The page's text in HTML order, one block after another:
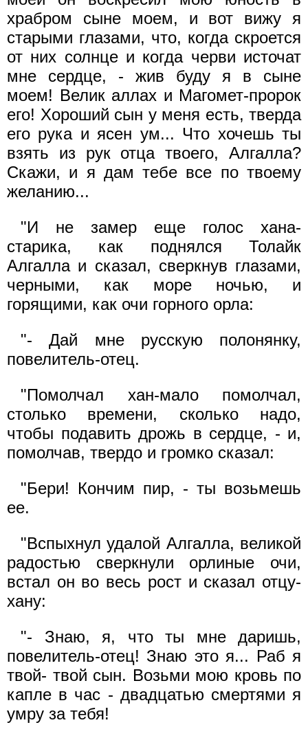
храбром сыне моем, и вот вижу я
старыми глазами, что, когда скроется
от них солнце и когда черви источат
мне сердце, - жив буду я в сыне
моем! Велик аллах и Магомет-пророк
его! Хороший сын у меня есть, тверда
его рука и ясен ум... Что хочешь ты
взять из рук отца твоего, Алгалла?
Скажи, и я дам тебе все по твоему
желанию...
"И не замер еще голос хана-
старика, как поднялся Толайк
Алгалла и сказал, сверкнув глазами,
черными, как море ночью, и
горящими, как очи горного орла:
"- Дай мне русскую полонянку,
повелитель-отец.
"Помолчал хан-мало помолчал,
столько времени, сколько надо,
чтобы подавить дрожь в сердце, - и,
помолчав, твердо и громко сказал:
"Бери! Кончим пир, - ты возьмешь
ее.
"Вспыхнул удалой Алгалла, великой
радостью сверкнули орлиные очи,
встал он во весь рост и сказал отцу-
хану:
"- Знаю, я, что ты мне даришь,
повелитель-отец! Знаю это я... Раб я
твой- твой сын. Возьми мою кровь по
капле в час - двадцатью смертями я
умру за тебя!